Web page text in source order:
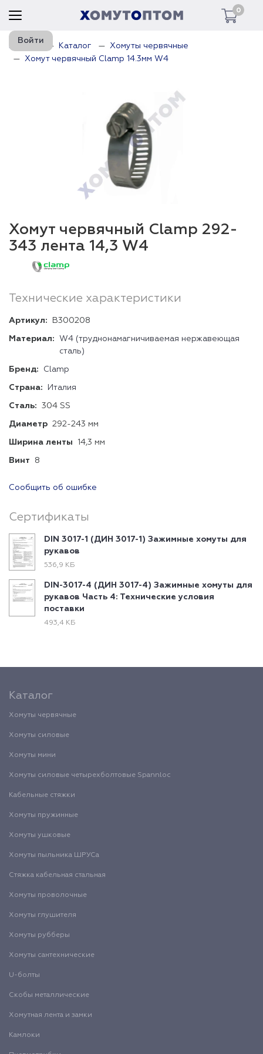
0
Войти
Главная Каталог
Хомуты червячные
Хомут червячный Clamp 14.3мм W4
Хомут червячный Clamp 292-
343 лента 14,3 W4
Технические характеристики
Артикул: В300208
Материал:
W4 (труднонамагничиваемая нержавеющая
сталь)
Бренд: Clamp
Страна: Италия
Сталь: 304 SS
Диаметр 292-243 мм
Ширина ленты 14,3 мм
Винт 8
Сообщить об ошибке
Сертификаты
DIN 3017-1 (ДИН 3017-1) Зажимные хомуты для
рукавов
536,9 КБ
DIN-3017-4 (ДИН 3017-4) Зажимные хомуты для
рукавов Часть 4: Технические условия
поставки
493,4 КБ
Каталог
Хомуты червячные
Хомуты силовые
Хомуты мини
Хомуты силовые четырехболтовые Spannloc
Кабельные стяжки
Хомуты пружинные
Хомуты ушковые
Хомуты пыльника ШРУСа
Стяжка кабельная стальная
Хомуты проволочные
Хомуты глушителя
Хомуты рубберы
Хомуты сантехнические
U-болты
Скобы металлические
Хомутная лента и замки
Камлоки